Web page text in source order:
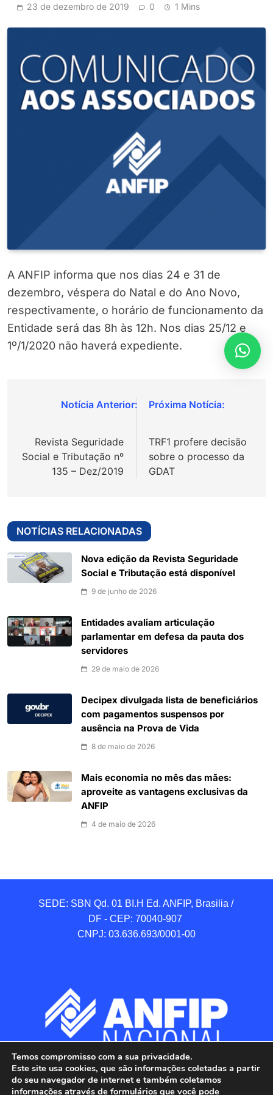
23 de dezembro de 2019 0 1 Mins
A ANFIP informa que nos dias 24 e 31 de
dezembro, véspera do Natal e do Ano Novo,
respectivamente, o horário de funcionamento da
Entidade será das 8h às 12h. Nos dias 25/12 e
1º/1/2020 não haverá expediente.
Navegação
Post
Revista Seguridade
Social e Tributação nº
135 – Dez/2019
TRF1 profere decisão
sobre o processo da
GDAT
NOTÍCIAS RELACIONADAS
Nova edição da Revista Seguridade
Social e Tributação está disponível
9 de junho de 2026
Entidades avaliam articulação
parlamentar em defesa da pauta dos
servidores
29 de maio de 2026
Decipex divulgada lista de beneficiários
com pagamentos suspensos por
ausência na Prova de Vida
8 de maio de 2026
Mais economia no mês das mães:
aproveite as vantagens exclusivas da
ANFIP
4 de maio de 2026
SEDE: SBN Qd. 01 BI.H Ed. ANFIP, Brasilia /
DF - CEP: 70040-907
CNPJ: 03.636.693/0001-00
Temos compromisso com a sua privacidade.
Este site usa cookies, que são informações coletadas a partir
do seu navegador de internet e também coletamos
informações através de formulários que você pode